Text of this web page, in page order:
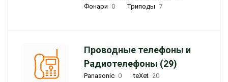
Фонари 0 Триподы 7
Проводные телефоны и
Радиотелефоны (29)
Panasonic 0 teXet 20